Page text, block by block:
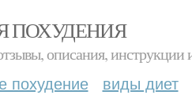
ПОХУДЕНИЯ
описания, инструкции
похудение виды диет